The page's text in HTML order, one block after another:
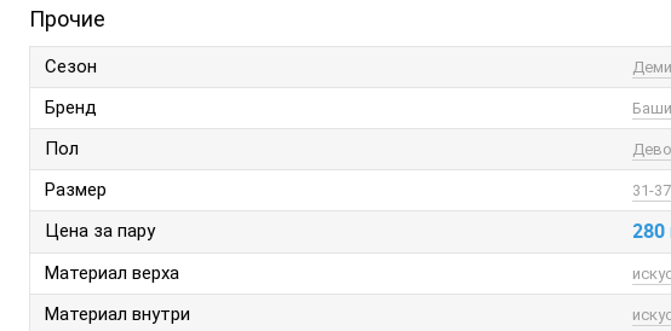
Прочие
Сезон
Бренд
Пол
Размер 31-37
Цена за пару 280
Материал верха
Материал внутри